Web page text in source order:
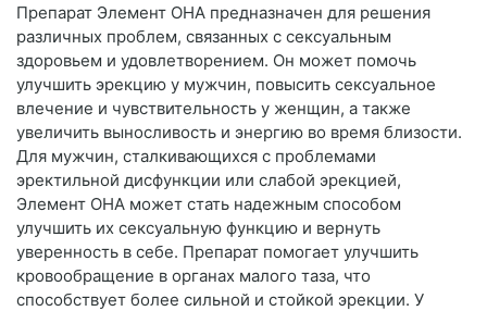
Препарат Элемент ОНА предназначен для решения
различных проблем, связанных с сексуальным
здоровьем и удовлетворением. Он может помочь
улучшить эрекцию у мужчин, повысить сексуальное
влечение и чувствительность у женщин, а также
увеличить выносливость и энергию во время близости.
Для мужчин, сталкивающихся с проблемами
эректильной дисфункции или слабой эрекцией,
Элемент ОНА может стать надежным способом
улучшить их сексуальную функцию и вернуть
уверенность в себе. Препарат помогает улучшить
кровообращение в органах малого таза, что
способствует более сильной и стойкой эрекции. У